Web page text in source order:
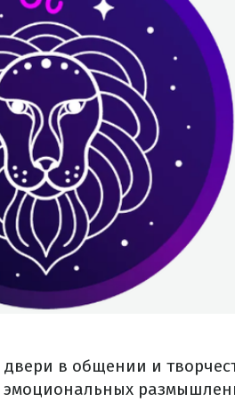
в общении и
эмоциональных